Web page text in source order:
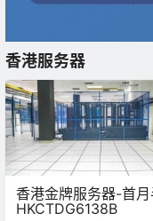
香港服务器
香港金牌服务器-首
HKCTDG6138B